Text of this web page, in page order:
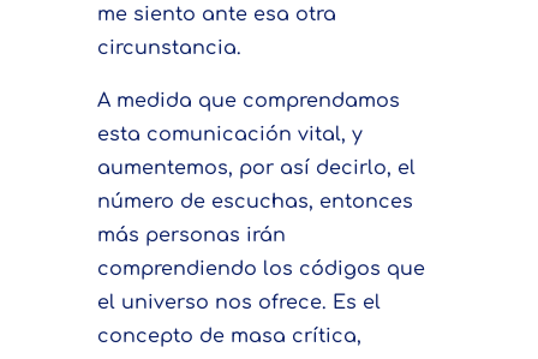
me siento ante esa otra
circunstancia.
A medida que comprendamos
esta comunicación vital, y
aumentemos, por así decirlo, el
número de escuchas, entonces
más personas irán
comprendiendo los códigos que
el universo nos ofrece. Es el
concepto de masa crítica,